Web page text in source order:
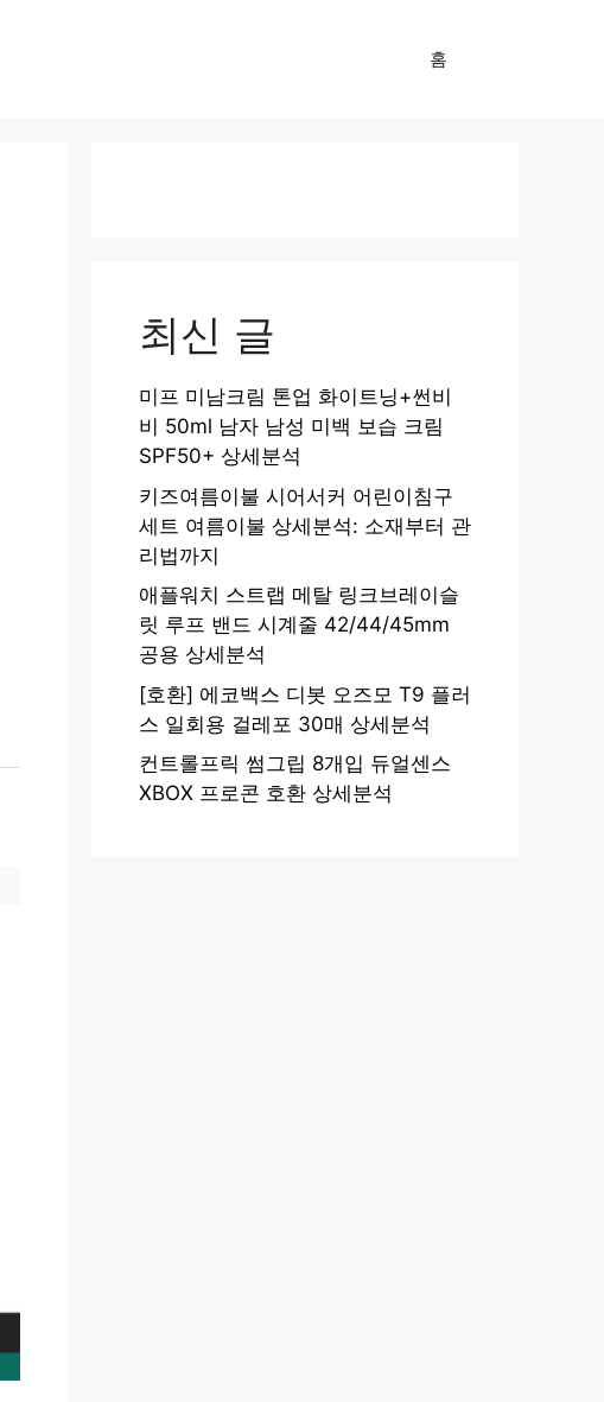
홈
최신 글
미프 미남크림 톤업 화이트닝+썬비
비 50ml 남자 남성 미백 보습 크림
SPF50+ 상세분석
키즈여름이불 시어서커 어린이침구
세트 여름이불 상세분석: 소재부터 관
리법까지
애플워치 스트랩 메탈 링크브레이슬
릿 루프 밴드 시계줄 42/44/45mm
공용 상세분석
[호환] 에코백스 디봇 오즈모 T9 플러
스 일회용 걸레포 30매 상세분석
컨트롤프릭 썸그립 8개입 듀얼센스
XBOX 프로콘 호환 상세분석